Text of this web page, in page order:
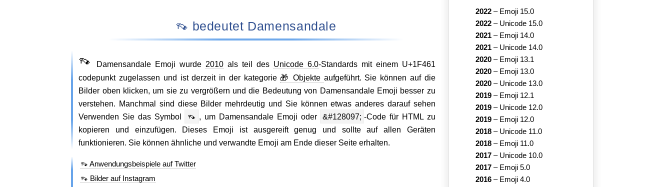
👡 bedeutet Damensandale
👡 Damensandale Emoji wurde 2010 als teil des Unicode 6.0-Standards mit einem U+1F461
codepunkt zugelassen und ist derzeit in der kategorie 🎁 Objekte aufgeführt. Sie können auf die
Bilder oben klicken, um sie zu vergrößern und die Bedeutung von Damensandale Emoji besser zu
verstehen. Manchmal sind diese Bilder mehrdeutig und Sie können etwas anderes darauf sehen
Verwenden Sie das Symbol
👡 , um Damensandale Emoji oder &#128097; -Code für HTML zu
kopieren und einzufügen. Dieses Emoji ist ausgereift genug und sollte auf allen Geräten
funktionieren. Sie können ähnliche und verwandte Emoji am Ende dieser Seite erhalten.
👡 Anwendungsbeispiele auf Twitter
👡 Bilder auf Instagram
2022 – Emoji 15.0
2022 – Unicode 15.0
2021 – Emoji 14.0
2021 – Unicode 14.0
2020 – Emoji 13.1
2020 – Emoji 13.0
2020 – Unicode 13.0
2019 – Emoji 12.1
2019 – Unicode 12.0
2019 – Emoji 12.0
2018 – Unicode 11.0
2018 – Emoji 11.0
2017 – Unicode 10.0
2017 – Emoji 5.0
2016 – Emoji 4.0